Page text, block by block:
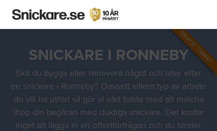
GRATIS TJÄNST
SNICKARE I RONNEBY
Ska du bygga eller renovera något och letar efter
en snickare i Ronneby? Oavsett vilken typ av arbete
du vill ha utfört så gör vi vårt bästa med att matcha
ihop din begäran med duktiga snickare. Det kostar
inget att lägga in en offertförfrågan och du binder